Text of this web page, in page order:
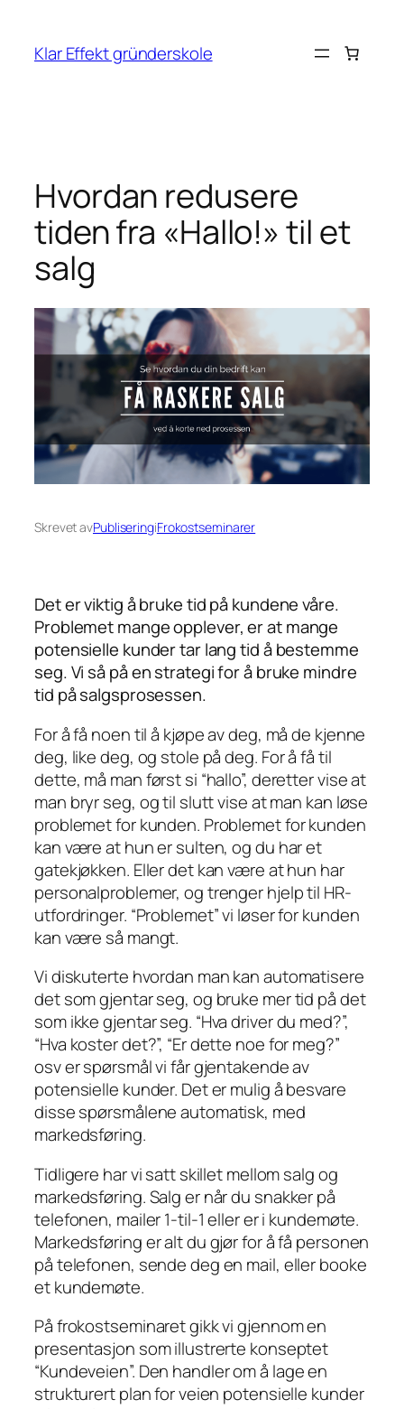
innhold
Klar Effekt gründerskole
Hvordan redusere
tiden fra «Hallo!» til et
salg
Skrevet avPubliseringiFrokostseminarer
Det er viktig å bruke tid på kundene våre.
Problemet mange opplever, er at mange
potensielle kunder tar lang tid å bestemme
seg. Vi så på en strategi for å bruke mindre
tid på salgsprosessen.
For å få noen til å kjøpe av deg, må de kjenne
deg, like deg, og stole på deg. For å få til
dette, må man først si “hallo”, deretter vise at
man bryr seg, og til slutt vise at man kan løse
problemet for kunden. Problemet for kunden
kan være at hun er sulten, og du har et
gatekjøkken. Eller det kan være at hun har
personalproblemer, og trenger hjelp til HR-
utfordringer. “Problemet” vi løser for kunden
kan være så mangt.
Vi diskuterte hvordan man kan automatisere
det som gjentar seg, og bruke mer tid på det
som ikke gjentar seg. “Hva driver du med?”,
“Hva koster det?”, “Er dette noe for meg?”
osv er spørsmål vi får gjentakende av
potensielle kunder. Det er mulig å besvare
disse spørsmålene automatisk, med
markedsføring.
Tidligere har vi satt skillet mellom salg og
markedsføring. Salg er når du snakker på
telefonen, mailer 1-til-1 eller er i kundemøte.
Markedsføring er alt du gjør for å få personen
på telefonen, sende deg en mail, eller booke
et kundemøte.
På frokostseminaret gikk vi gjennom en
presentasjon som illustrerte konseptet
“Kundeveien”. Den handler om å lage en
strukturert plan for veien potensielle kunder